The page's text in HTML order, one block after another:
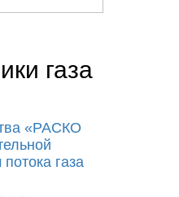
газа
«РАСКО
газа